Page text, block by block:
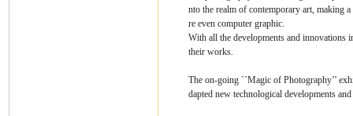
nto the realm of contemporary art, making
re even computer graphic.
With all the developments and innovations
their works.
The on-going ``Magic of Photography’’
dapted new technological developments